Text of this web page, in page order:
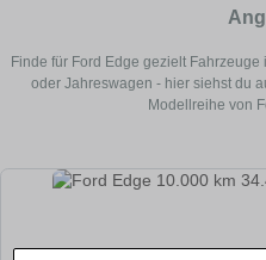
Finde für Ford Edge gezielt
oder Jahreswagen - hier siehst du
Modellreihe von